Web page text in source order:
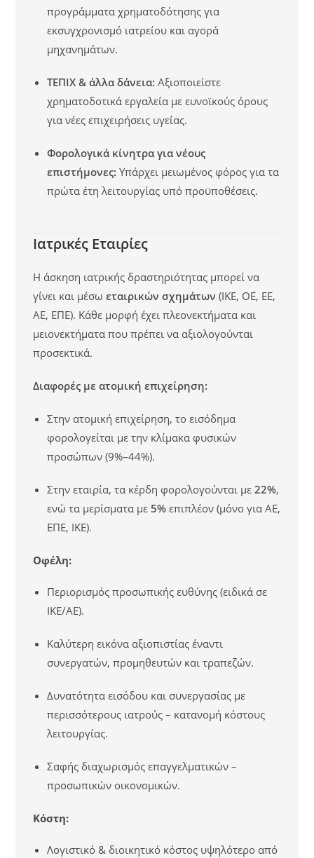
προγράμματα χρηματοδότησης για
εκσυγχρονισμό ιατρείου και αγορά
μηχανημάτων.
ΤΕΠΙΧ & άλλα δάνεια: Αξιοποιείστε
χρηματοδοτικά εργαλεία με ευνοϊκούς όρους
για νέες επιχειρήσεις υγείας.
Φορολογικά κίνητρα για νέους
επιστήμονες: Υπάρχει μειωμένος φόρος για τα
πρώτα έτη λειτουργίας υπό προϋποθέσεις.
Ιατρικές Εταιρίες
Η άσκηση ιατρικής δραστηριότητας μπορεί να
γίνει και μέσω εταιρικών σχημάτων (ΙΚΕ, ΟΕ, ΕΕ,
ΑΕ, ΕΠΕ). Κάθε μορφή έχει πλεονεκτήματα και
μειονεκτήματα που πρέπει να αξιολογούνται
προσεκτικά.
Διαφορές με ατομική επιχείρηση:
Στην ατομική επιχείρηση, το εισόδημα
φορολογείται με την κλίμακα φυσικών
προσώπων (9%–44%).
Στην εταιρία, τα κέρδη φορολογούνται με 22%,
ενώ τα μερίσματα με 5%επιπλέον (μόνο για ΑΕ,
ΕΠΕ, ΙΚΕ).
Οφέλη:
Περιορισμός προσωπικής ευθύνης (ειδικά σε
ΙΚΕ/ΑΕ).
Καλύτερη εικόνα αξιοπιστίας έναντι
συνεργατών, προμηθευτών και τραπεζών.
Δυνατότητα εισόδου και συνεργασίας με
περισσότερους ιατρούς – κατανομή κόστους
λειτουργίας.
Σαφής διαχωρισμός επαγγελματικών –
προσωπικών οικονομικών.
Κόστη:
Λογιστικό & διοικητικό κόστος υψηλότερο από